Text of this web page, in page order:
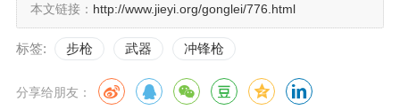
本文链接： http://www.jieyi.org/gonglei/776.html
标签: 步枪 武器 冲锋枪
分享给朋友：